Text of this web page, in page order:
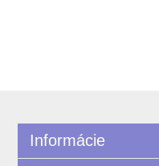
Informácie